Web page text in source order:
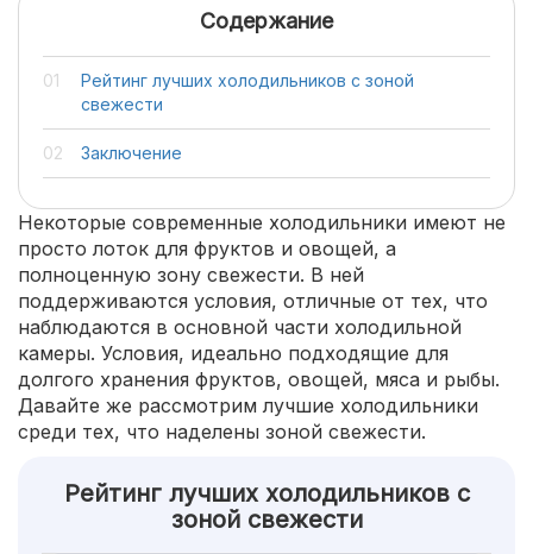
Содержание
Рейтинг лучших холодильников с зоной
свежести
Заключение
Некоторые современные холодильники имеют не
просто лоток для фруктов и овощей, а
полноценную зону свежести. В ней
поддерживаются условия, отличные от тех, что
наблюдаются в основной части холодильной
камеры. Условия, идеально подходящие для
долгого хранения фруктов, овощей, мяса и рыбы.
Давайте же рассмотрим лучшие холодильники
среди тех, что наделены зоной свежести.
Рейтинг лучших холодильников с
зоной свежести